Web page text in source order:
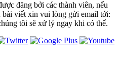
đăng bởi các thành viên, nếu
bài viết xin vui lòng gửi email tới:
tôi sẽ xử lý ngay khi có thể.